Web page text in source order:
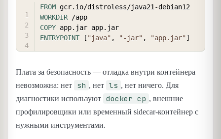
FROM gcr.io/distroless/java21-debian12
WORKDIR /app
COPY app.jar app.jar
ENTRYPOINT [ "java" , "-jar" , "app.jar"]
Плата за безопасность — отладка внутри контейнера
невозможна: нет
sh , нет ls , нет ничего. Для
диагностики используют docker cp , внешние
профилировщики или временный sidecar-контейнер с
нужными инструментами.